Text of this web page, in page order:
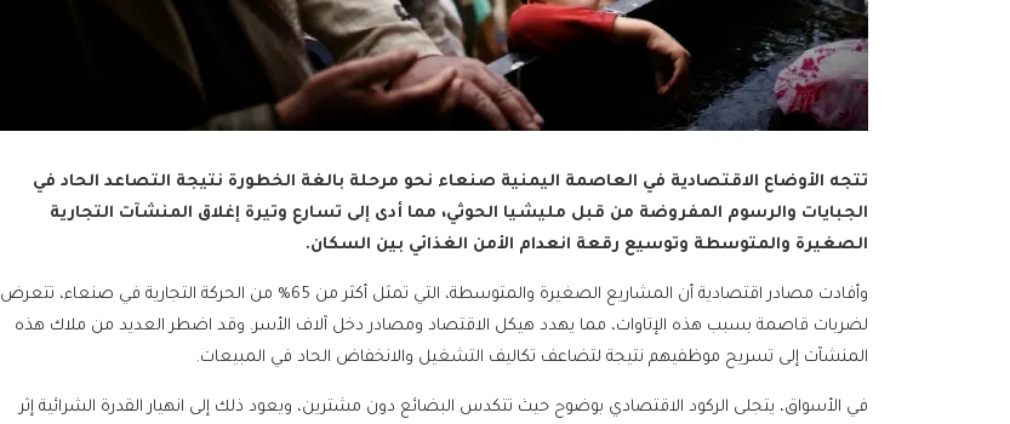
تتجه الأوضاع الاقتصادية في العاصمة اليمنية صنعاء نحو مرحلة بالغة الخطورة نتيجة التصاعد الحاد في
الجبايات والرسوم المفروضة من قبل مليشيا الحوثي، مما أدى إلى تسارع وتيرة إغلاق المنشآت التجارية
الصغيرة والمتوسطة وتوسيع رقعة انعدام الأمن الغذائي بين السكان.
وأفادت مصادر اقتصادية أن المشاريع الصغيرة والمتوسطة، التي تمثل أكثر من 65% من الحركة التجارية في صنعاء، تتعرض
لضربات قاصمة بسبب هذه الإتاوات، مما يهدد هيكل الاقتصاد ومصادر دخل آلاف الأسر. وقد اضطر العديد من ملاك هذه
المنشآت إلى تسريح موظفيهم نتيجة لتضاعف تكاليف التشغيل والانخفاض الحاد في المبيعات.
في الأسواق، يتجلى الركود الاقتصادي بوضوح حيث تتكدس البضائع دون مشترين، ويعود ذلك إلى انهيار القدرة الشرائية إثر